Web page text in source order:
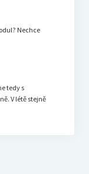
Nechce
tedy s
V létě stejně